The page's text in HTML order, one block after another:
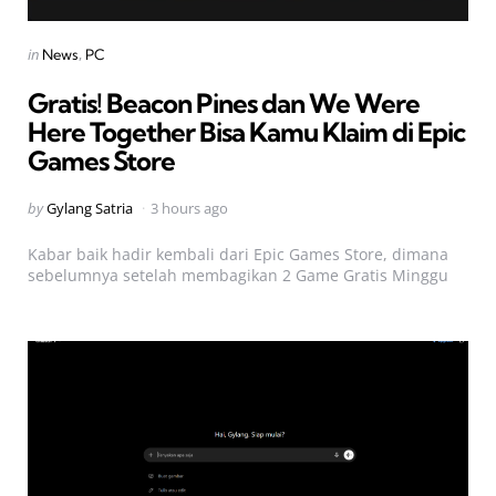
Categories
Posted
in News PC
Gratis! Beacon Pines dan We Were
Here Together Bisa Kamu Klaim di Epic
Games Store
Posted
byGylang Satria 3 hours ago
Kabar baik hadir kembali dari Epic Games Store, dimana
sebelumnya setelah membagikan 2 Game Gratis Minggu